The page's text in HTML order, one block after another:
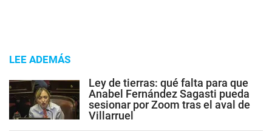
LEE ADEMÁS
Ley de tierras: qué falta para que
Anabel Fernández Sagasti pueda
sesionar por Zoom tras el aval de
Villarruel